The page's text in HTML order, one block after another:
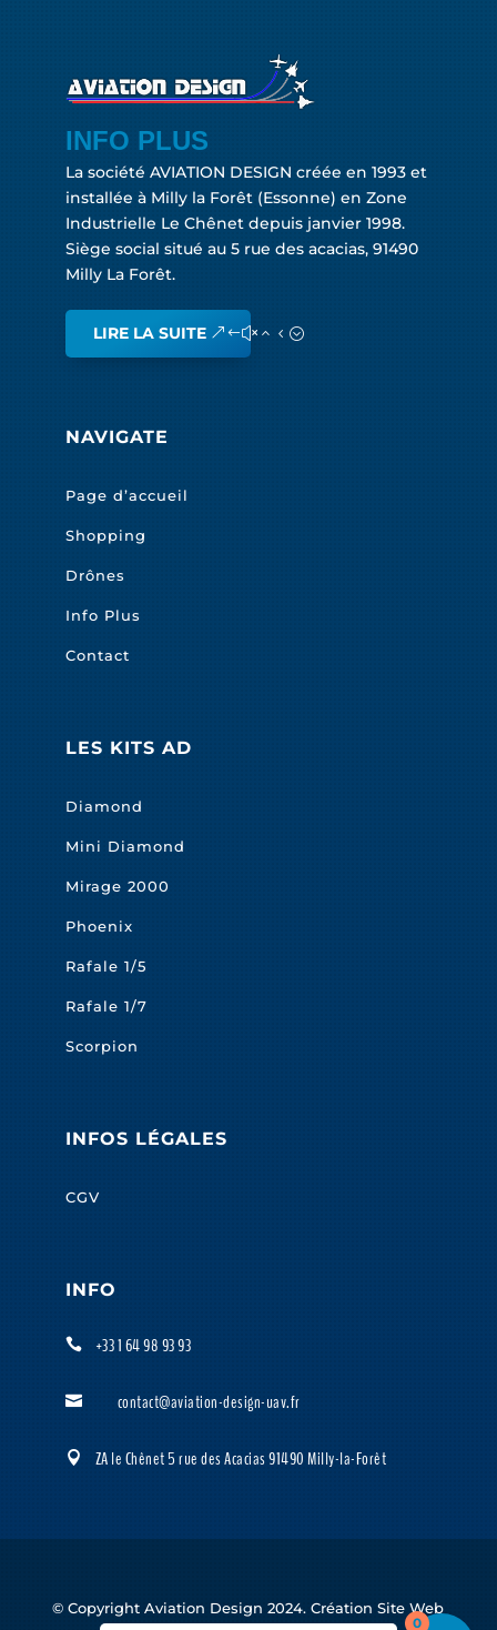
INFO PLUS
La société AVIATION DESIGN créée en 1993 et
installée à Milly la Forêt (Essonne) en Zone
Industrielle Le Chênet depuis janvier 1998.
Siège social situé au 5 rue des acacias, 91490
Milly La Forêt.
LIRE LA SUITE
NAVIGATE
Page d’accueil
Shopping
Drônes
Info Plus
Contact
LES KITS AD
Diamond
Mini Diamond
Mirage 2000
Phoenix
Rafale 1/5
Rafale 1/7
Scorpion
INFOS LÉGALES
CGV
INFO
 +33 1 64 98 93 93
 contact@aviation-design-uav.fr
 ZA le Chênet 5 rue des Acacias 91490 Milly-la-Forêt
© Copyright Aviation Design 2024. Création Site Web
0